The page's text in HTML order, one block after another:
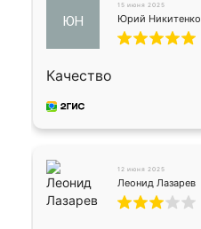
ЮН
15 июня 2025
Юрий Никитенко
Качество
12 июня 2025
Леонид Лазарев